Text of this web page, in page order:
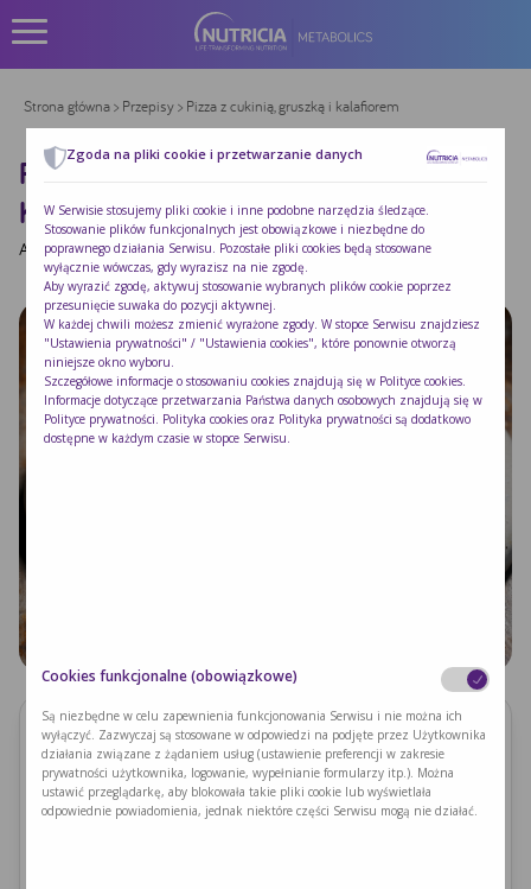
Strona główna> Przepisy> Pizza z cukinią, gruszką i kalafiorem
PIZZA Z CUKINIĄ, GRUSZKĄ I
KALAFIOREM
Autor:|Opublikowano: 2025-02-09
Składniki
Oliwa z oliwek 10 ml
Cukinia 60 g
Zgoda na pliki cookie i przetwarzanie danych
W Serwisie stosujemy pliki cookie i inne podobne narzędzia śledzące.
Stosowanie plików funkcjonalnych jest obowiązkowe i niezbędne do
poprawnego działania Serwisu. Pozostałe pliki cookies będą stosowane
wyłącznie wówczas, gdy wyrazisz na nie zgodę.
Aby wyrazić zgodę, aktywuj stosowanie wybranych plików cookie poprzez
przesunięcie suwaka do pozycji aktywnej.
W każdej chwili możesz zmienić wyrażone zgody. W stopce Serwisu znajdziesz
"Ustawienia prywatności" / "Ustawienia cookies", które ponownie otworzą
niniejsze okno wyboru.
Szczegółowe informacje o stosowaniu cookies znajdują się w Polityce cookies
Informacje dotyczące przetwarzania Państwa danych osobowych znajdują się w
Polityce prywatności . Polityka cookies oraz Polityka prywatności są dodatkowo
dostępne w każdym czasie w stopce Serwisu.
Cookies funkcjonalne (obowiązkowe)
Są niezbędne w celu zapewnienia funkcjonowania Serwisu i nie można ich
wyłączyć. Zazwyczaj są stosowane w odpowiedzi na podjęte przez Użytkownika
działania związane z żądaniem usług (ustawienie preferencji w zakresie
prywatności użytkownika, logowanie, wypełnianie formularzy itp.). Można
ustawić przeglądarkę, aby blokowała takie pliki cookie lub wyświetlała
odpowiednie powiadomienia, jednak niektóre części Serwisu mogą nie działać.